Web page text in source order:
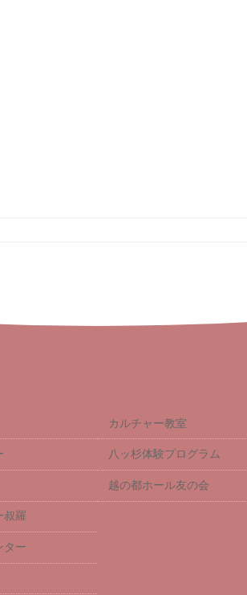
叔羅
ター
カルチャー教室
八ッ杉体験プログラム
越の都ホール友の会